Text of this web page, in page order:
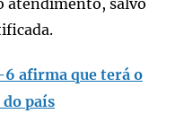
afirma que terá o
país